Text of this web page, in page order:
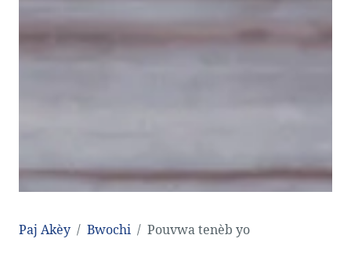
Paj Akèy Bwochi Pouvwa tenèb yo